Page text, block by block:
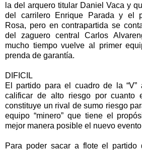
la del arquero titular Daniel Vaca y
del carrilero Enrique Parada y el
Rosa, pero en contrapartida se
del zaguero central Carlos
mucho tiempo vuelve al primer
prenda de garantía.
DIFICIL
El partido para el cuadro de la “V”
calificar de alto riesgo por cuanto
constituye un rival de sumo riesgo
equipo “minero” que tiene el
mejor manera posible el nuevo
Para poder sacar a flote el partido